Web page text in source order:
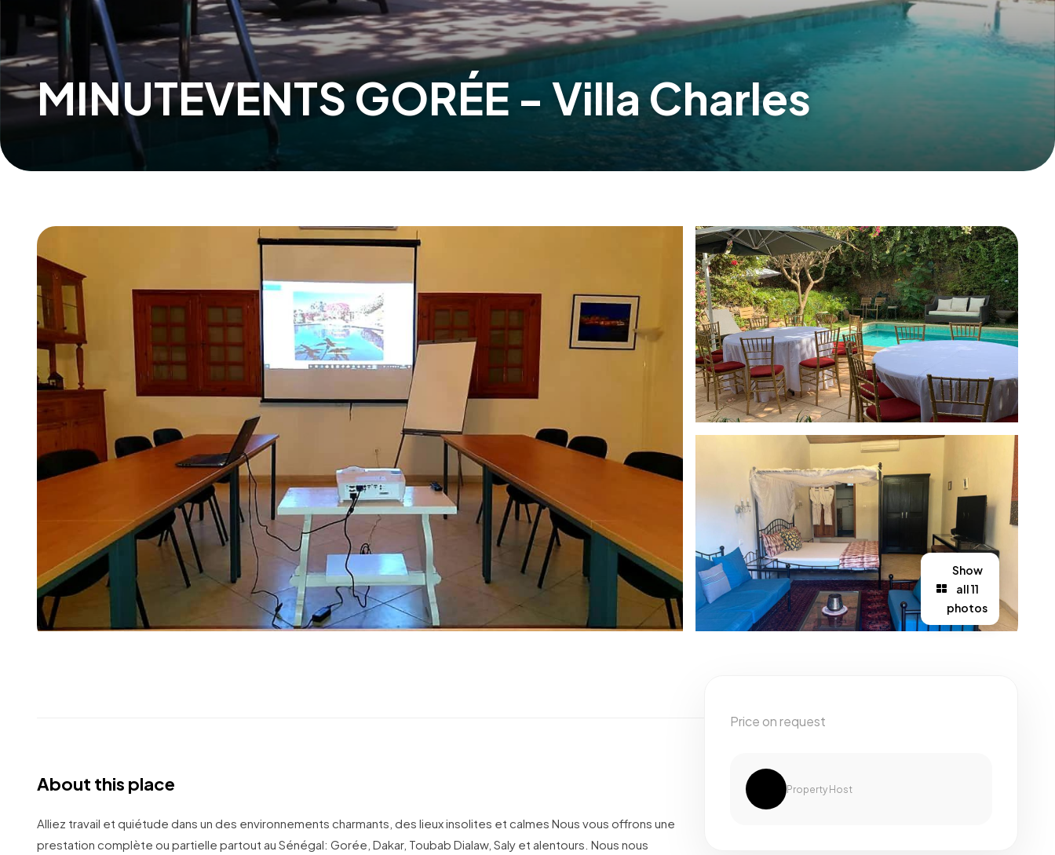
MINUTEVENTS GORÉE - Villa Charles
Show
all 11
photos
About this place
Alliez travail et quiétude dans un des environnements charmants, des lieux insolites et calmes Nous vous offrons une
prestation complète ou partielle partout au Sénégal: Gorée, Dakar, Toubab Dialaw, Saly et alentours. Nous nous
Price on request
Property Host